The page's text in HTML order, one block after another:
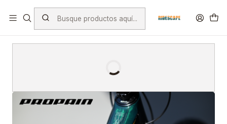
Envio Gratis por compras superiores a $ 100.000.- excepto
Bicicletas, porta Bicicletas y Mayoristas